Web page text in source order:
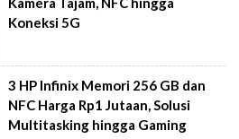
Koneksi 5G
3 HP Infinix Memori 256 GB dan
NFC Harga Rp1 Jutaan, Solusi
Multitasking hingga Gaming